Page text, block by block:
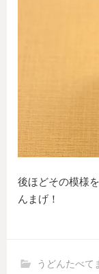
後ほどその模様
んまげ！
うどんたべて